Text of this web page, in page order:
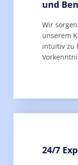
und
Wir
unserem
intuitiv zu
24/7